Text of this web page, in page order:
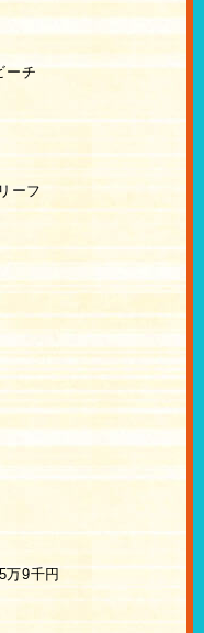
ーチ
ーフ
万9千円